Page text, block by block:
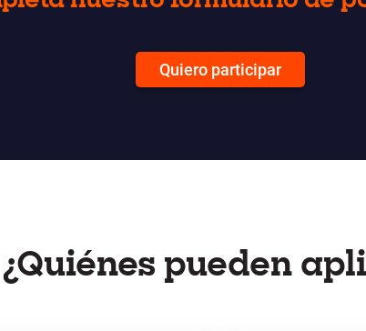
Quiero participar
¿Quiénes pueden